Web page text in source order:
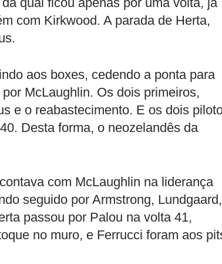
com Kirkwood. A parada de Herta,
aos boxes, cedendo a ponta para
McLaughlin. Os dois primeiros,
e o reabastecimento. E os dois
Desta forma, o neozelandês da
com McLaughlin na liderança
seguido por Armstrong, Lundgaard,
passou por Palou na volta 41,
no muro, e Ferrucci foram aos